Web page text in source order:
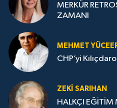
MERKÜR
ZAMANI
MEHMET
CHP’yi
ZEKI SARIHAN
HALKÇI EĞİTİM